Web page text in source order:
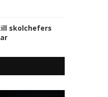
skolchefers